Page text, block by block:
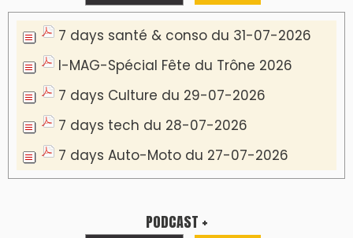
7 days santé & conso du 31-07-2026
I-MAG-Spécial Fête du Trône 2026
7 days Culture du 29-07-2026
7 days tech du 28-07-2026
7 days Auto-Moto du 27-07-2026
PODCAST +